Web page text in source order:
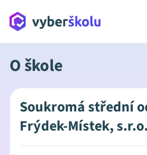
O škole
Soukromá střední
Frýdek-Místek, s.r.o.